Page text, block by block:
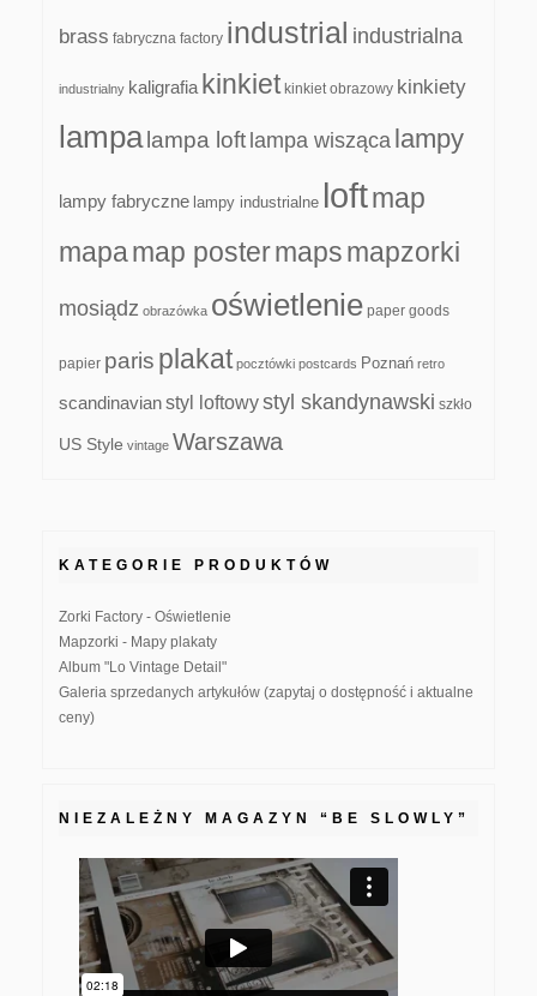
brass fabryczna factory industrial industrialna
industrialny kaligrafia kinkiet kinkiet obrazowy kinkiety
lampa lampa loft lampa wisząca lampy
lampy fabryczne lampy industrialne loftmap
mapamap postermapsmapzorki
mosiądz obrazówka oświetlenie paper goods
papier paris plakat pocztówki postcards Poznań retro
scandinavianstyl loftowystyl skandynawski szkło
US Style vintage Warszawa
KATEGORIE PRODUKTÓW
Zorki Factory - Oświetlenie
Mapzorki - Mapy plakaty
Album "Lo Vintage Detail"
Galeria sprzedanych artykułów (zapytaj o dostępność i aktualne
ceny)
NIEZALEŻNY MAGAZYN “BE SLOWLY”